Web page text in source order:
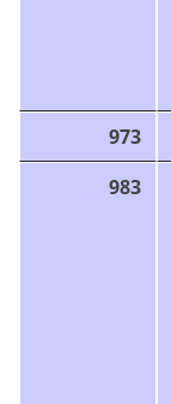
973
983